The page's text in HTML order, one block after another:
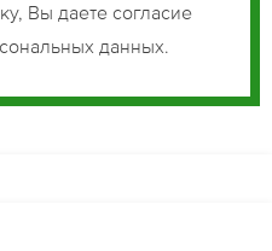
Вы даете согласие
данных.